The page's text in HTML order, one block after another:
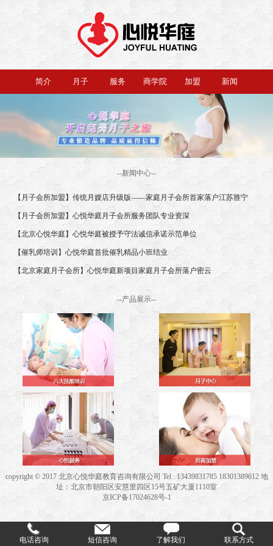
简介 月子 服务 商学院 加盟 新闻
--新闻中心--
【月子会所加盟】传统月嫂店升级版——家庭月子会所首家落户江苏脽宁
【月子会所加盟】心悦华庭月子会所服务团队专业资深
【北京心悦华庭】心悦华庭被授予守法诚信承诺示范单位
【催乳师培训】心悦华庭首批催乳精品小班结业
【北京家庭月子会所】心悦华庭新项目家庭月子会所落户密云
--产品展示--
copyright © 2017 北京心悦华庭教育咨询有限公司 Tel : 13439831785 18301389612 地
址：北京市朝阳区安慧里四区15号五矿大厦1110室
京ICP备17024628号-1
电话咨询 短信咨询 了解我们 联系方式